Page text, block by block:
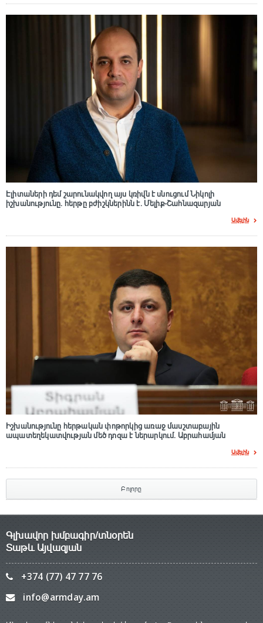
Էլիտաների դեմ շարունակվող այս կռիվն է սնուցում Նիկոլի
իշխանությունը. հերթը բժիշկներինն է. Մելիք-Շահնազարյան
Ավելին
Իշխանությունը հերթական փոթորկից առաջ մասշտաբային
ապատեղեկատվության մեծ դnզա է ներարկում․ Աբրահամյան
Ավելին
Բոլորը
Գլխավոր խմբագիր/տնօրեն
Տաթև Այվազյան
+374 (77) 47 77 76
info@armday.am